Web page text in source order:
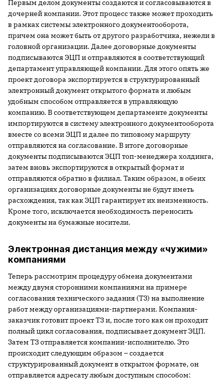
Первым делом документы создаются и согласовываются в
дочерней компании. Этот процесс также может проходить
в рамках системы электронного документооборота,
причем она может быть от другого разработчика, нежели в
головной организации. Далее договорные документы
подписываются ЭЦП и отправляются в соответствующий
департамент управляющей компании. Для этого опять же
проект договора экспортируется в структурированный
электронный документ открытого формата и любым
удобным способом отправляется в управляющую
компанию. В соответствующем департаменте документы
импортируются в систему электронного документооборота
вместе со всеми ЭЦП и далее по типовому маршруту
отправляются на согласование. В итоге договорные
документы подписываются ЭЦП топ-менеджера холдинга,
затем вновь экспортируются в открытый формат и
отправляются обратно в филиал. Таким образом, в обеих
организациях договорные документы не будут иметь
расхождения, так как ЭЦП гарантирует их неизменность.
Кроме того, исключается необходимость переносить
документы на бумажные носители.
Электронная дистанция между «чужими»
компаниями
Теперь рассмотрим процедуру обмена документами
между двумя сторонними компаниями на примере
согласования технического задания (ТЗ) на выполнение
работ между организациями-партнерами. Компания-
заказчик готовит проект ТЗ и, после того как он проходит
полный цикл согласования, подписывает документ ЭЦП.
Затем ТЗ отправляется компании-исполнителю. Это
происходит следующим образом – создается
структурированный документ в открытом формате, он
отправляется адресату любым доступным способом: